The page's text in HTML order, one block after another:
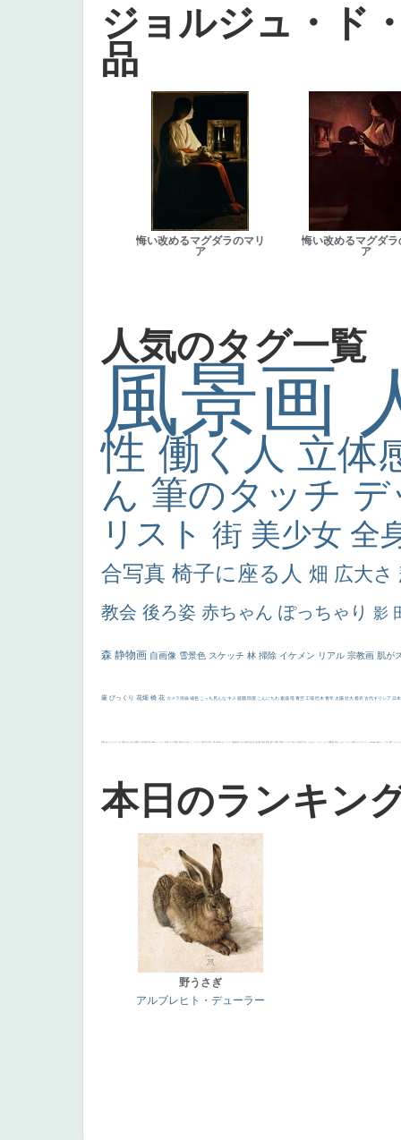
ジョルジュ・ド
品
悔い改めるマグダラのマリ
ア
悔い改めるマグダラ
ア
人気のタグ一覧
風景画
性 働く人 立体
ん 筆のタッチ
リスト 街 美少女 全
合写真 椅子に座る人 畑 広大さ
教会 後ろ姿 赤ちゃん ぽっちゃり 影
森 静物画 自画像 雪景色 スケッチ 林 掃除 イケメン リアル 宗教画 肌が
厳 びっくり 花畑 橋 花 カメラ目線 補色 こっち見んな キス 庭園 部屋 こんにちわ 素描 塔 青空 工場 巨木 青年 太陽 壮大 着衣 古代ギリシア 日
画質 last ヴィーナス 剣 白人少女 食事中 山本芳翠 麦 alciato ハーレム 女神 ローマ教皇 奥行き 火起こし シスター 東方の三博士 114514 かっこいい 受胎告知 天から覗き込む顔 設計図 挿絵 群衆 親子 裸婦 可愛い ピサロ ＃名画で学ぶ「たるみ」 ニーソックス 躍動感 黄色 こわい コート 畦道 レンブラント・ sekkusu 暖かい バブみ 靴下 ショッ
本日のランキン
野うさぎ
アルブレヒト・デューラー